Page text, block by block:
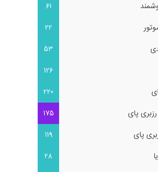
61
22
53
126
220
پای
175
پای
119
28